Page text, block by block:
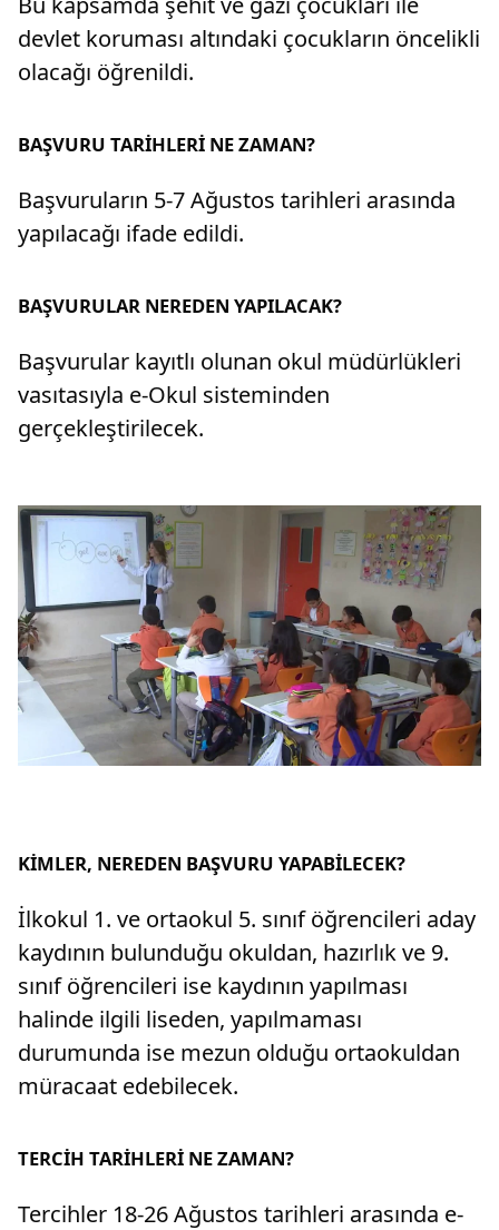
devlet koruması altındaki çocukların öncelikli
olacağı öğrenildi.
BAŞVURU TARİHLERİ NE ZAMAN?
Başvuruların 5-7 Ağustos tarihleri arasında
yapılacağı ifade edildi.
BAŞVURULAR NEREDEN YAPILACAK?
Başvurular kayıtlı olunan okul müdürlükleri
vasıtasıyla e-Okul sisteminden
gerçekleştirilecek.
KİMLER, NEREDEN BAŞVURU YAPABİLECEK?
İlkokul 1. ve ortaokul 5. sınıf öğrencileri aday
kaydının bulunduğu okuldan, hazırlık ve 9.
sınıf öğrencileri ise kaydının yapılması
halinde ilgili liseden, yapılmaması
durumunda ise mezun olduğu ortaokuldan
müracaat edebilecek.
TERCİH TARİHLERİ NE ZAMAN?
Tercihler 18-26 Ağustos tarihleri arasında e-